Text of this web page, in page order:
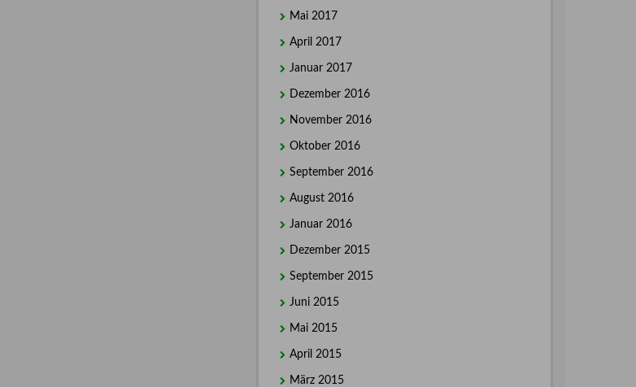
Mai 2017
April 2017
Januar 2017
Dezember 2016
November 2016
Oktober 2016
September 2016
August 2016
Januar 2016
Dezember 2015
September 2015
Juni 2015
Mai 2015
April 2015
März 2015